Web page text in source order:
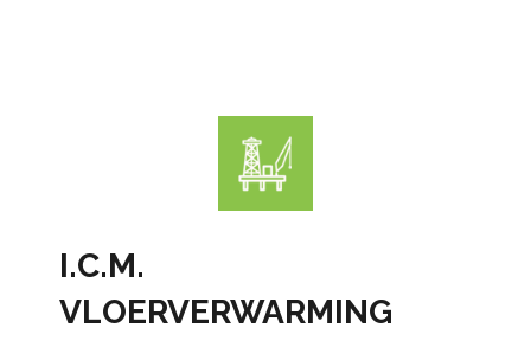
I.C.M.
VLOERVERWARMING